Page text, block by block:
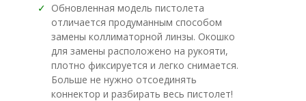
✓ Обновленная модель пистолета
отличается продуманным способом
замены коллиматорной линзы. Окошко
для замены расположено на рукояти,
плотно фиксируется и легко снимается.
Больше не нужно отсоединять
коннектор и разбирать весь пистолет!